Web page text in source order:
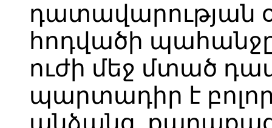
դատավարության
հոդվածի
ուժի մեջ մտած
պարտադիր է